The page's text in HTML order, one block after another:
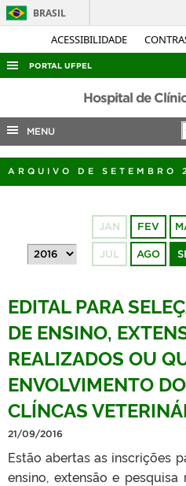
ACESSIBILIDADE
BRASIL
PORTAL UFPEL
ACESSO À INFORMAÇÃO
AUDITORIA
COBALTO
CONCURSOS
OUVIDORIA
TELEFONES
Hospital de
MENU
ARQUIVO DE SETEMBRO
JAN FEV
JUL AGO
EDITAL PARA
DE ENSINO,
REALIZADOS OU
ENVOLVIMENTO
CLÍNCAS
21/09/2016
Estão abertas as inscrições
ensino, extensão e